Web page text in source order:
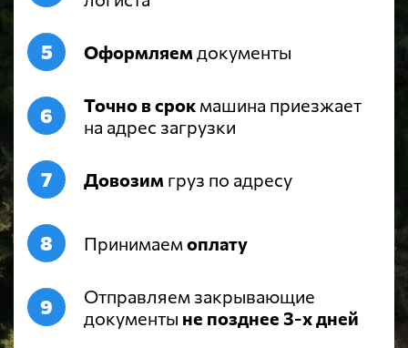
Оформляем документы
Точно в срок машина приезжает
на адрес загрузки
Довозим груз по адресу
Принимаем оплату
Отправляем закрывающие
документы не позднее 3-х дней